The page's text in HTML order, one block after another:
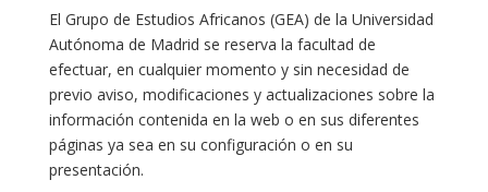
El Grupo de Estudios Africanos (GEA) de la Universidad
Autónoma de Madrid se reserva la facultad de
efectuar, en cualquier momento y sin necesidad de
previo aviso, modificaciones y actualizaciones sobre la
información contenida en la web o en sus diferentes
páginas ya sea en su configuración o en su
presentación.